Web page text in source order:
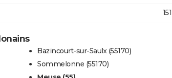
151
Bazincourt-sur-Saulx (55170)
Sommelonne (55170)